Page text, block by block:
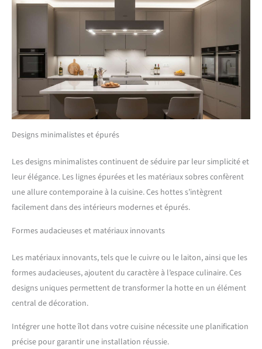
Designs minimalistes et épurés
Les designs minimalistes continuent de séduire par leur simplicité et
leur élégance. Les lignes épurées et les matériaux sobres confèrent
une allure contemporaine à la cuisine. Ces hottes s’intègrent
facilement dans des intérieurs modernes et épurés.
Formes audacieuses et matériaux innovants
Les matériaux innovants, tels que le cuivre ou le laiton, ainsi que les
formes audacieuses, ajoutent du caractère à l’espace culinaire. Ces
designs uniques permettent de transformer la hotte en un élément
central de décoration.
Intégrer une hotte îlot dans votre cuisine nécessite une planification
précise pour garantir une installation réussie.